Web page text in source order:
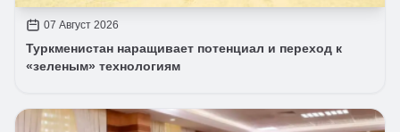
07 Август 2026
Туркменистан наращивает потенциал и переход к
«зеленым» технологиям